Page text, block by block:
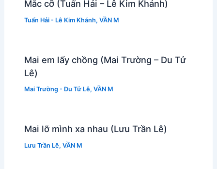
Mắc cỡ (Tuấn Hải – Lê Kim Khánh)
Tuấn Hải - Lê Kim Khánh, VẦN M
Mai em lấy chồng (Mai Trường – Du Tử
Lê)
Mai Trường - Du Tử Lê, VẦN M
Mai lỡ mình xa nhau (Lưu Trần Lê)
Lưu Trần Lê, VẦN M